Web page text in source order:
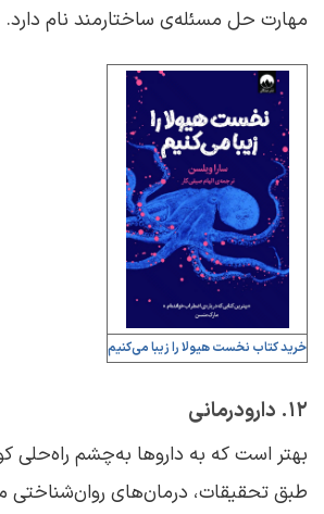
مهارت حل مسئله‌ی ساختارمند نام دارد.
خرید کتاب نخست هیولا را زیبا می‌کنیم
۱۲. دارودرمانی
بهتر است که به داروها به‌چشم راه‌حلی
طبق تحقیقات، درمان‌های روان‌شناختی